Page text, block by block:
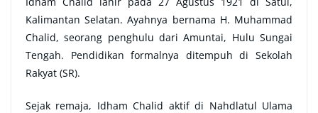
Kalimantan Selatan. Ayahnya bernama H. Muhammad
Chalid, seorang penghulu dari Amuntai, Hulu Sungai
Tengah. Pendidikan formalnya ditempuh di Sekolah
Rakyat (SR).
Sejak remaja, Idham Chalid aktif di Nahdlatul Ulama